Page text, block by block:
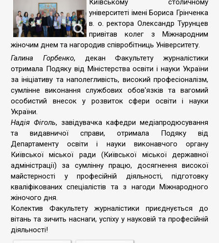
Київському столичному
університеті імені Бориса Грінченка
в. о. ректора Олександр Турунцев
привітав колег з Міжнародним
жіночим днем та нагородив співробітниць Університету.
Галина Горбенко, декан Факультету журналістики
отримала Подяку від Міністерства освіти і науки України
за ініціативу та наполегливість, високий професіоналізм,
сумлінне виконання службових обов'язків та вагомий
особистий внесок у розвиток сфери освіти і науки
України.
Надія Фіголь, завідувачка кафедри медіапродюсування
та видавничої справи, отримала Подяку від
Департаменту освіти і науки виконавчого органу
Київської міської ради (Київської міської державної
адміністрації) за сумлінну працю, досягнення високої
майстерності у професійній діяльності, підготовку
кваліфікованих спеціалістів та з нагоди Міжнародного
жіночого дня.
Колектив Факультету журналістики приєднується до
вітань та зичить наснаги, успіху у науковій та професійній
діяльності!